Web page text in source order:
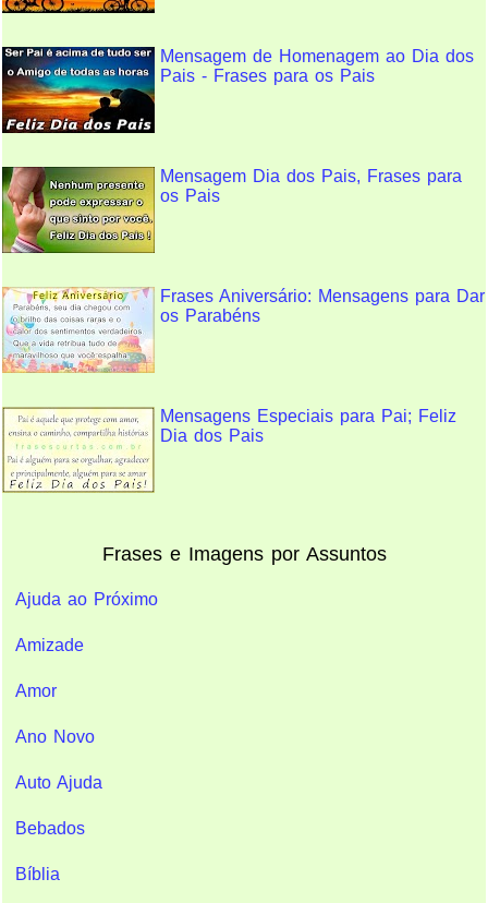
Mensagem de Homenagem ao Dia dos
Pais - Frases para os Pais
Mensagem Dia dos Pais, Frases para
os Pais
Frases Aniversário: Mensagens para Dar
os Parabéns
Mensagens Especiais para Pai; Feliz
Dia dos Pais
Frases e Imagens por Assuntos
Ajuda ao Próximo
Amizade
Amor
Ano Novo
Auto Ajuda
Bebados
Bíblia